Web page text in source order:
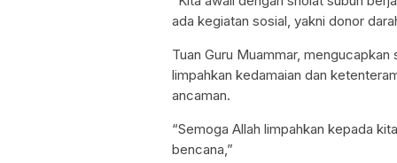
ada kegiatan sosial, yakni donor
Tuan Guru Muammar,
limpahkan kedamaian dan
ancaman.
“Semoga Allah limpahkan kepada
bencana,”